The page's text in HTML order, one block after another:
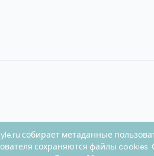
собирает метаданные
сохраняются файлы